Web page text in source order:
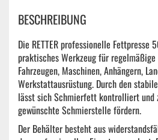
BESCHREIBUNG
Die RETTER professionelle
praktisches Werkzeug für
Fahrzeugen, Maschinen, Anhängern,
Werkstattausrüstung. Durch den
lässt sich Schmierfett kontrolliert und
gewünschte Schmierstelle fördern.
Der Behälter besteht aus